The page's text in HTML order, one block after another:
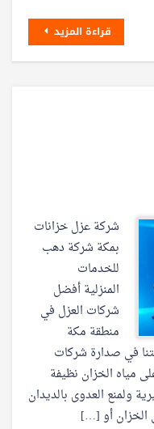
قراءة المزيد
شركة عزل خزانات
بمكة شركة دهب
للخدمات
المنزلية أفضل
شركات العزل في
منطقة مكة
في صدارة شركات
مياه الخزان نظيفة
ولمنع العدوى بالديدان
الخزان أو […]